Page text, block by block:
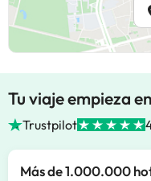
Tu viaje empieza
Trustpilot
Más de 1.000.000